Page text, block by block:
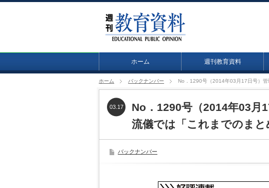
ホーム 週刊教育資料
ホーム バックナンバー No．1290号（2014年03月17日号）
No．1290号（2014年03月
流儀では「これまでのまと
03.17
バックナンバー